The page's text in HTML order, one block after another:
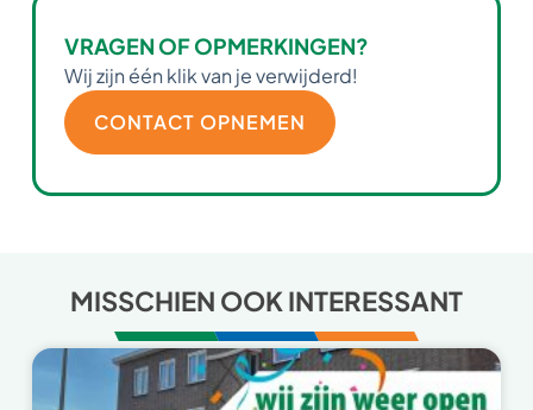
VRAGEN OF OPMERKINGEN?
Wij zijn één klik van je verwijderd!
CONTACT OPNEMEN
MISSCHIEN OOK INTERESSANT